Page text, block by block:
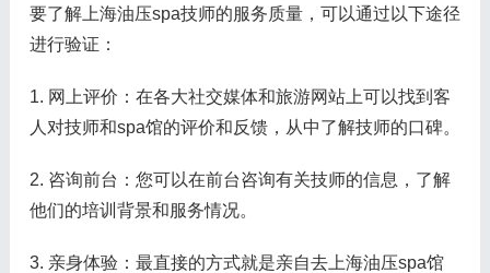
要了解上海油压spa技师的服务质量，可以通过以下途径
进行验证：
1. 网上评价：在各大社交媒体和旅游网站上可以找到客
人对技师和spa馆的评价和反馈，从中了解技师的口碑。
2. 咨询前台：您可以在前台咨询有关技师的信息，了解
他们的培训背景和服务情况。
3. 亲身体验：最直接的方式就是亲自去上海油压spa馆